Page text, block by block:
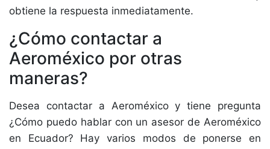
obtiene la respuesta inmediatamente.
¿Cómo contactar a
Aeroméxico por otras
maneras?
Desea contactar a Aeroméxico y tiene pregunta
¿Cómo puedo hablar con un asesor de Aeroméxico
en Ecuador? Hay varios modos de ponerse en